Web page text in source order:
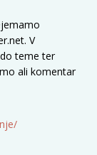
V
teme ter
ali komentar